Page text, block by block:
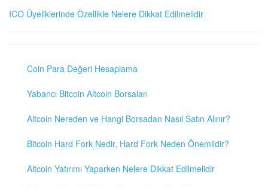
ICO Üyeliklerinde Özellikle Nelere Dikkat Edilmelidir
Coin Para Değeri Hesaplama
Yabancı Bitcoin Altcoin Borsaları
Altcoin Nereden ve Hangi Borsadan Nasıl Satın Alınır?
Bitcoin Hard Fork Nedir, Hard Fork Neden Önemlidir?
Altcoin Yatırımı Yaparken Nelere Dikkat Edilmelidir